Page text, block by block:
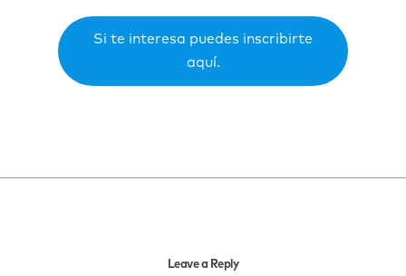
Si te interesa puedes inscribirte
aquí.
Leave a Reply